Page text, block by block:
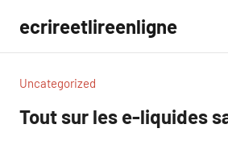
contenu
ecrireetlireenligne
Uncategorized
Tout sur les e-liquides